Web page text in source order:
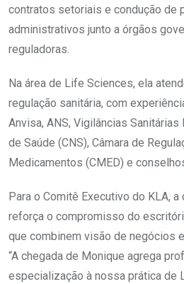
contratos setoriais e condução de
administrativos junto a órgãos
reguladoras.
Na área de Life Sciences, ela
regulação sanitária, com
Anvisa, ANS, Vigilâncias
de Saúde (CNS), Câmara de
Medicamentos (CMED) e
Para o Comitê Executivo do KLA,
reforça o compromisso do
que combinem visão de negócios
“A chegada de Monique agrega
especialização à nossa prática de